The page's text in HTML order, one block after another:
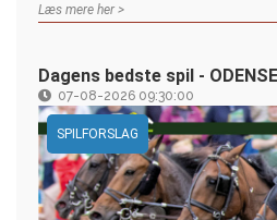
Læs mere her >
Dagens bedste spil -
07-08-2026 09:30:00
SPILFORSLAG